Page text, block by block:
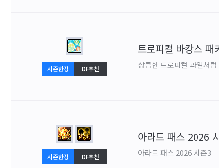
시즌한정 DF추천
트로피컬 바캉스 패
상큼한 트로피컬 과일처
시즌한정 DF추천
아라드 패스 2026
아라드 패스 2026 시즌3